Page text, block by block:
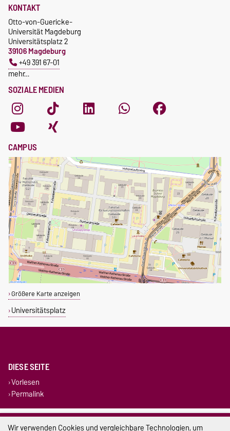
SOZIALE MEDIEN
KONTAKT
Otto-von-Guericke-
Universität Magdeburg
Universitätsplatz 2
39106 Magdeburg
+49 391 67-01
mehr…
CAMPUS
Größere Karte anzeigen
Universitätsplatz
DIESE SEITE
Vorlesen
Permalink
Impressum
Wir verwenden Cookies und vergleichbare Technologien, um